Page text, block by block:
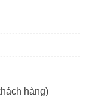
hàng)